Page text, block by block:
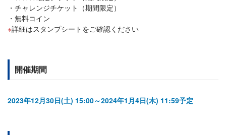
チャレンジチケット（期間限定）
無料コイン
詳細はスタンプシートをご確認ください
開催期間
2023年12月30日(土) 15:00～2024年1月4日(木) 11:59予定